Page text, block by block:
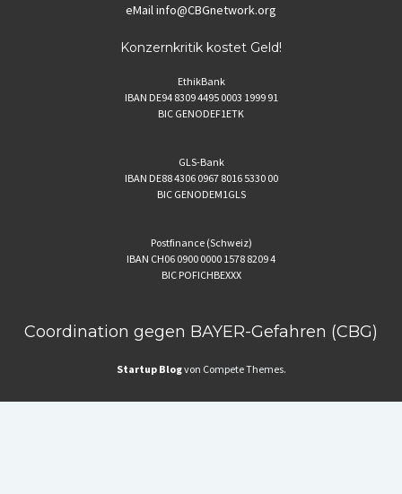
eMailinfo@CBGnetwork.org
Konzernkritik kostet Geld!
EthikBank
IBAN DE94 8309 4495 0003 1999 91
BIC GENODEF1ETK
GLS-Bank
IBAN DE88 4306 0967 8016 5330 00
BIC GENODEM1GLS
Postfinance (Schweiz)
IBAN CH06 0900 0000 1578 8209 4
BIC POFICHBEXXX
Coordination gegen BAYER-Gefahren (CBG)
Startup Blogvon Compete Themes.